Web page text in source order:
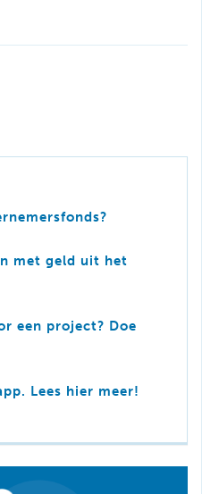
met geld uit het
een project? Doe
Lees hier meer!